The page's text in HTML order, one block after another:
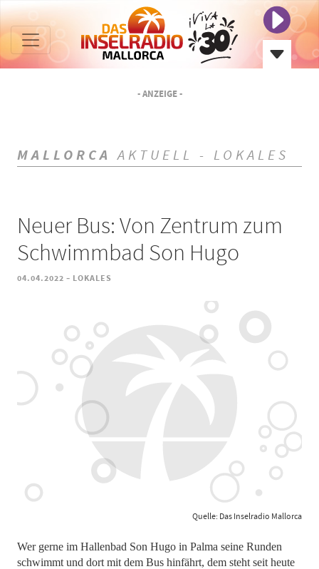
- ANZEIGE -
MALLORCA AKTUELL - LOKALES
Neuer Bus: Von Zentrum zum
Schwimmbad Son Hugo
04.04.2022 - LOKALES
Quelle: Das Inselradio Mallorca
Wer gerne im Hallenbad Son Hugo in Palma seine Runden
schwimmt und dort mit dem Bus hinfährt, dem steht seit heute